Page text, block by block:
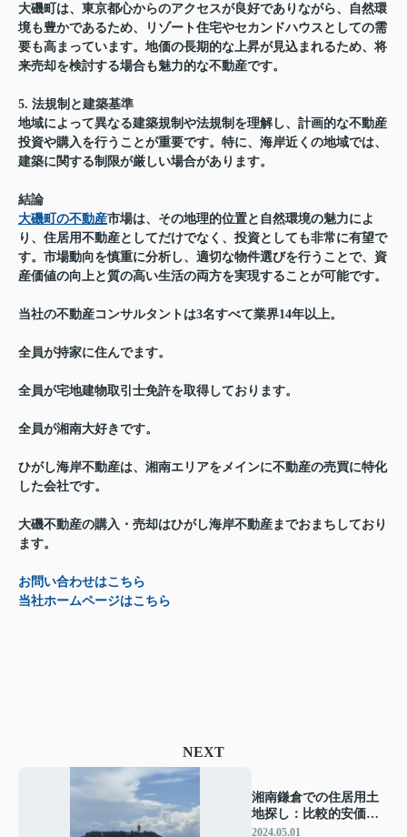
大磯町は、東京都心からのアクセスが良好でありながら、自然環
境も豊かであるため、リゾート住宅やセカンドハウスとしての需
要も高まっています。地価の長期的な上昇が見込まれるため、将
来売却を検討する場合も魅力的な不動産です。
5. 法規制と建築基準
地域によって異なる建築規制や法規制を理解し、計画的な不動産
投資や購入を行うことが重要です。特に、海岸近くの地域では、
建築に関する制限が厳しい場合があります。
結論
大磯町の不動産市場は、その地理的位置と自然環境の魅力によ
り、住居用不動産としてだけでなく、投資としても非常に有望で
す。市場動向を慎重に分析し、適切な物件選びを行うことで、資
産価値の向上と質の高い生活の両方を実現することが可能です。
当社の不動産コンサルタントは3名すべて業界14年以上。
全員が持家に住んでます。
全員が宅地建物取引士免許を取得しております。
全員が湘南大好きです。
ひがし海岸不動産は、湘南エリアをメインに不動産の売買に特化
した会社です。
大磯不動産の購入・売却はひがし海岸不動産までおまちしており
ます。
お問い合わせはこちら
当社ホームページはこちら
NEXT
湘南鎌倉での住居用土
地探し：比較的安価な
坪単価あります
2024.05.01